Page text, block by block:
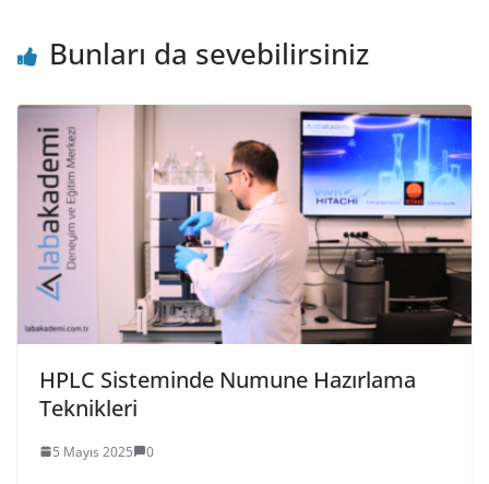
Bunları da sevebilirsiniz
HPLC Sisteminde Numune Hazırlama
Teknikleri
5 Mayıs 2025 0